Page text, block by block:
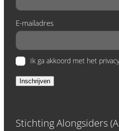
E-mailadres
Ik ga akkoord met het
Inschrijven
Stichting Alongsiders